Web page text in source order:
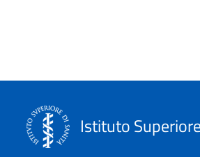
Informazioni editoriali
ISTISAN Congressi
La scuola e noi
Istituto